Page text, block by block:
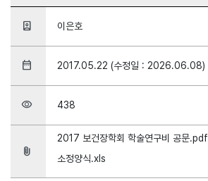
person_book 이은호
date_range 2017.05.22 (수정일 : 2026.06.08)
visibility 438
attach_file
2017 보건장학회 학술연구비 공문.pdf
소정양식.xls